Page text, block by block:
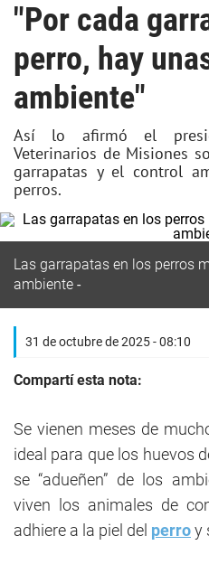
"Por cada
perro, hay
ambiente"
Así lo afirmó el
Veterinarios de Misiones
garrapatas y el control
perros.
Las garrapatas en los perros
ambiente
31 de octubre de 2025 - 08:10
Compartí esta nota:
Se vienen meses de
ideal para que los huevos
se “adueñen” de los
viven los animales de
adhiere a la piel del perroy